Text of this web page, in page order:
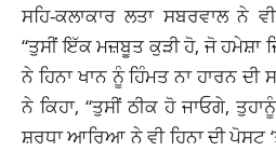
ਸਹਿ-ਕਲਾਕਾਰ ਲਤਾ ਸਬਰਵਾਲ ਨੇ
“ਤੁਸੀਂ ਇੱਕ ਮਜ਼ਬੂਤ ​​ਕੁੜੀ ਹੋ, ਜੋ ਹਮੇਸ਼ਾ
ਨੇ ਹਿਨਾ ਖਾਨ ਨੂੰ ਹਿੰਮਤ ਨਾ ਹਾਰਨ ਦੀ
ਨੇ ਕਿਹਾ, “ਤੁਸੀਂ ਠੀਕ ਹੋ ਜਾਓਗੇ,
ਸ਼ਰਧਾ ਆਰਿਆ ਨੇ ਵੀ ਹਿਨਾ ਦੀ ਪੋਸਟ